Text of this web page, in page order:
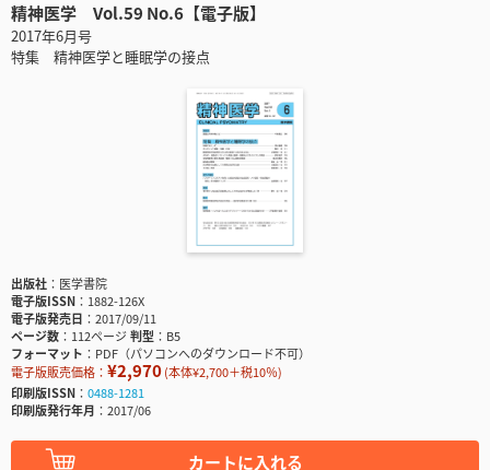
精神医学 Vol.59 No.6【電子版】
2017年6月号
特集 精神医学と睡眠学の接点
出版社
医学書院
電子版ISSN
1882-126X
電子版発売日
2017/09/11
ページ数
112ページ判型
B5
フォーマット
PDF（パソコンへのダウンロード不可）
電子版販売価格： ¥2,970(本体¥2,700＋税10％)
印刷版ISSN
0488-1281
印刷版発行年月
2017/06
カートに入れる